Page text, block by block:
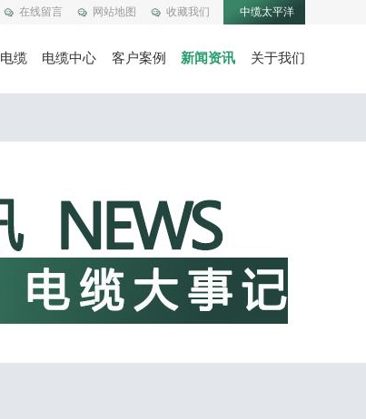
在线留言 网站地图 收藏我们 中缆太平洋
缆 电缆中心 客户案例 新闻资讯 关于我们